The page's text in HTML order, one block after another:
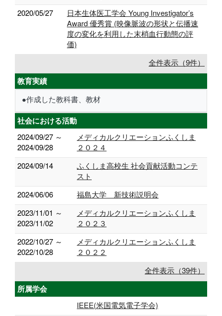
2020/05/27
日本生体医工学会 Young Investigator’s
Award 優秀賞 (映像脈波の形状と伝播速
度の変化を利用した末梢血行動態の評
価)
全件表示（9件）
教育実績
●作成した教科書、教材
社会における活動
2024/09/27 ～
2024/09/28
メディカルクリエーションふくしま
２０２４
2024/09/14
ふくしま高校生 社会貢献活動コンテ
スト
2024/06/06
福島大学 新技術説明会
2023/11/01 ～
2023/11/02
メディカルクリエーションふくしま
２０２３
2022/10/27 ～
2022/10/28
メディカルクリエーションふくしま
２０２２
全件表示（39件）
所属学会
IEEE(米国電気電子学会)